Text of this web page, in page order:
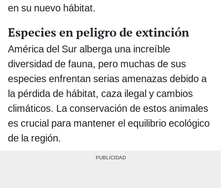
en su nuevo hábitat.
Especies en peligro de extinción
América del Sur alberga una increíble
diversidad de fauna, pero muchas de sus
especies enfrentan serias amenazas debido a
la pérdida de hábitat, caza ilegal y cambios
climáticos. La conservación de estos animales
es crucial para mantener el equilibrio ecológico
de la región.